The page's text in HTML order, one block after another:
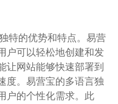
特的优势和特点。易营
户可以轻松地创建和发
让网站能够快速部署到
度。易营宝的多语言独
户的个性化需求。此